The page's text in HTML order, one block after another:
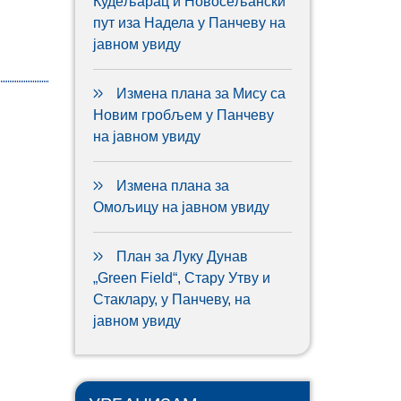
пут иза Надела у Панчеву на
јавном увиду
Измена плана за Мису са
Новим гробљем у Панчеву
на јавном увиду
Измена плана за
Омољицу на јавном увиду
План за Луку Дунав
„Green Field“, Стару Утву и
Стаклару, у Панчеву, на
јавном увиду